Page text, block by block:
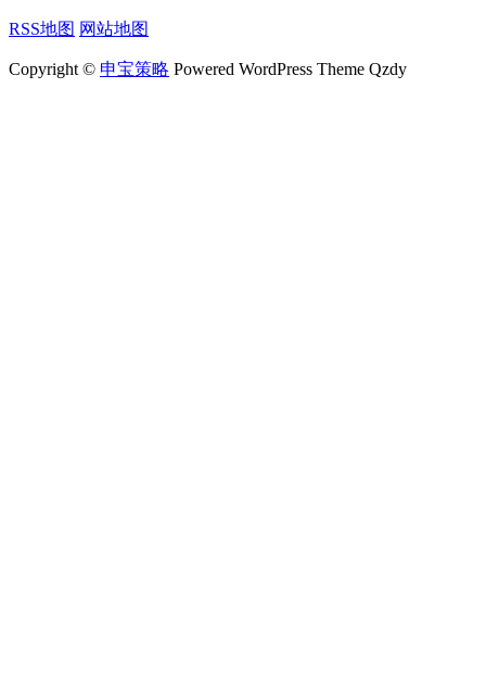
RSS地图 网站地图
Copyright © 申宝策略 Powered WordPress Theme Qzdy